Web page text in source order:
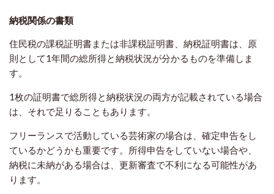
納税関係の書類
住民税の課税証明書または非課税証明書、納税証明書は、原
則として1年間の総所得と納税状況が分かるものを準備しま
す。
1枚の証明書で総所得と納税状況の両方が記載されている場合
は、それで足りることもあります。
フリーランスで活動している芸術家の場合は、確定申告をし
ているかどうかも重要です。所得申告をしていない場合や、
納税に未納がある場合は、更新審査で不利になる可能性があ
ります。